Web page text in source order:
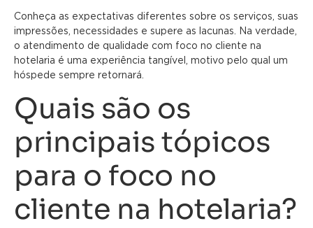
Conheça as expectativas diferentes sobre os serviços, suas
impressões, necessidades e supere as lacunas. Na verdade,
o atendimento de qualidade com foco no cliente na
hotelaria é uma experiência tangível, motivo pelo qual um
hóspede sempre retornará.
Quais são os
principais tópicos
para o foco no
cliente na hotelaria?